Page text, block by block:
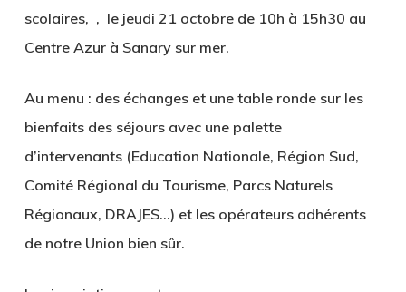
scolaires, , le jeudi 21 octobre de 10h à 15h30 au
Centre Azur à Sanary sur mer.
Au menu : des échanges et une table ronde sur les
bienfaits des séjours avec une palette
d’intervenants (Education Nationale, Région Sud,
Comité Régional du Tourisme, Parcs Naturels
Régionaux, DRAJES…) et les opérateurs adhérents
de notre Union bien sûr.